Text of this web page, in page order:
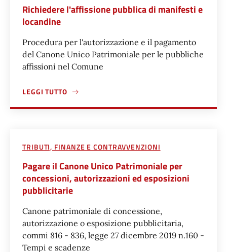
Richiedere l'affissione pubblica di manifesti e
locandine
Procedura per l'autorizzazione e il pagamento
del Canone Unico Patrimoniale per le pubbliche
affissioni nel Comune
LEGGI TUTTO
A PROPOSITO DI RICHIEDERE L'AFFISSIONE PUBBLICA DI
TRIBUTI, FINANZE E CONTRAVVENZIONI
Pagare il Canone Unico Patrimoniale per
concessioni, autorizzazioni ed esposizioni
pubblicitarie
Canone patrimoniale di concessione,
autorizzazione o esposizione pubblicitaria,
commi 816 - 836, legge 27 dicembre 2019 n.160 -
Tempi e scadenze